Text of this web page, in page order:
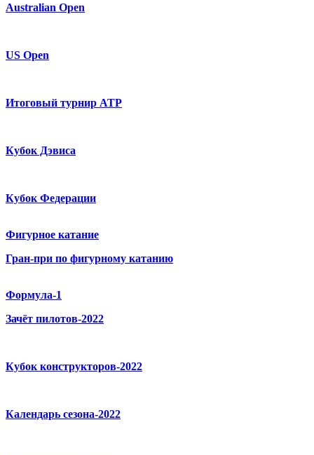
Australian Open
US Open
Итоговый турнир ATP
Кубок Дэвиса
Кубок Федерации
Фигурное катание
Гран-при по фигурному катанию
Формула-1
Зачёт пилотов-2022
Кубок конструкторов-2022
Календарь сезона-2022